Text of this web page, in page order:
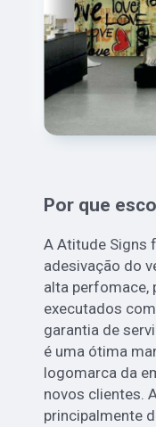
Por que
A Atitude Signs
adesivação do
alta perfomace,
executados
garantia de
é uma ótima
logomarca da
novos clientes.
principalmente